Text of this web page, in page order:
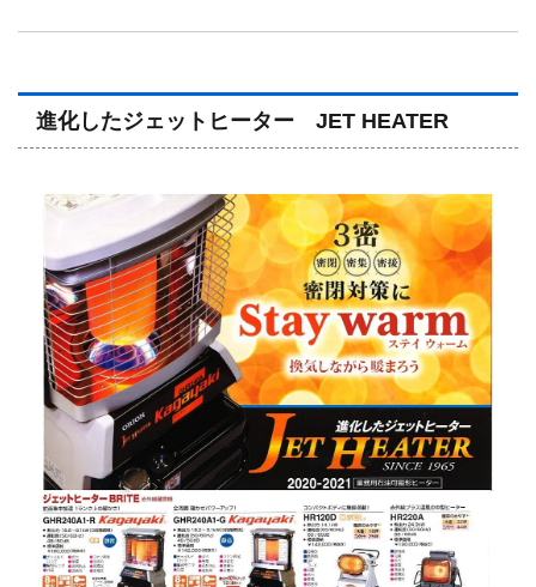
進化したジェットヒーター JET HEATER